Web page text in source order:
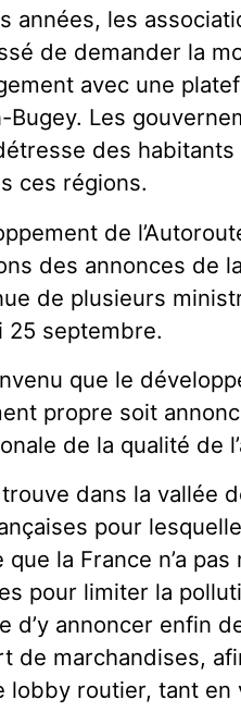
années, les
de demander la
avec une
Bugey. Les
des habitants
ces régions.
de
des annonces de
de plusieurs
25 septembre.
que le
propre soit
de la qualité de
dans la vallée
pour
la France n’a
pour limiter la
d’y annoncer enfin
de marchandises,
routier, tant en